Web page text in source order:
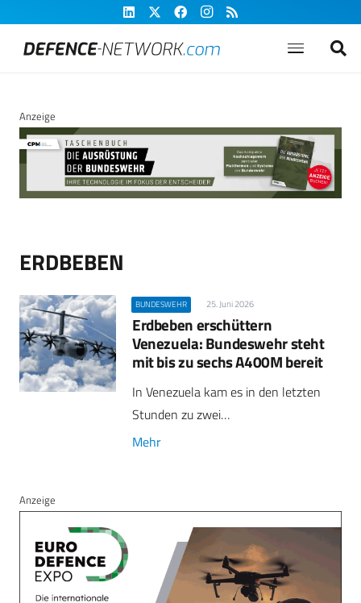
Anzeige
ERDBEBEN
BUNDESWEHR 25. Juni 2026
Erdbeben erschüttern
Venezuela: Bundeswehr steht
mit bis zu sechs A400M bereit
In Venezuela kam es in den letzten
Stunden zu zwei…
Mehr
Anzeige